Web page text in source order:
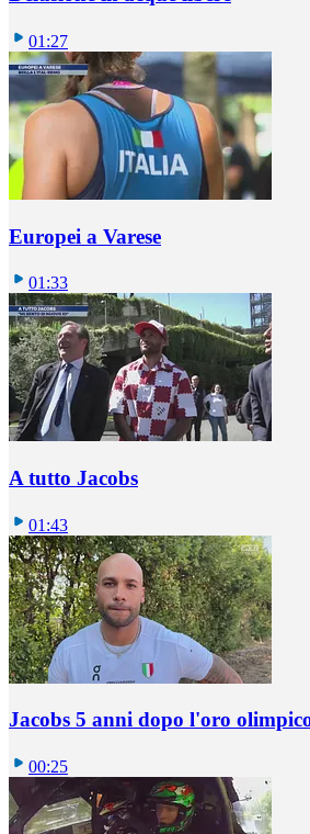
01:27
Europei a Varese
01:33
A tutto Jacobs
01:43
Jacobs 5 anni dopo l'oro
00:25